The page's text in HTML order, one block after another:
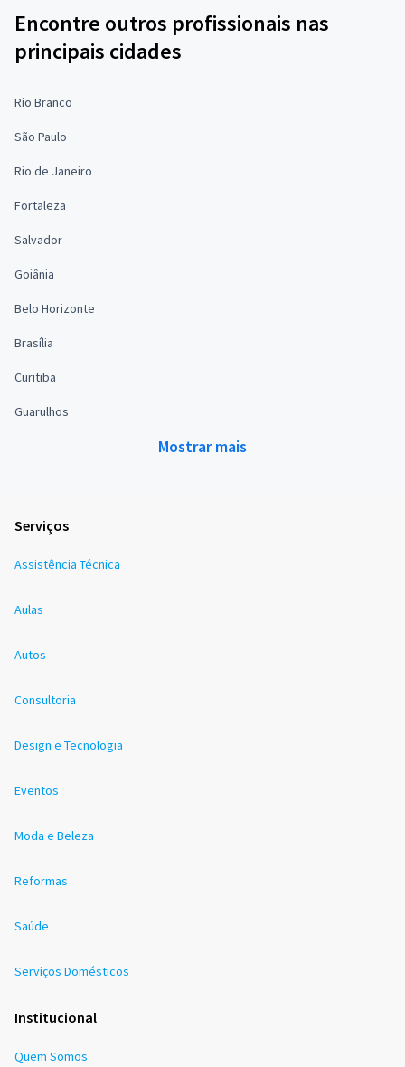
Encontre outros profissionais nas
principais cidades
Rio Branco
São Paulo
Rio de Janeiro
Fortaleza
Salvador
Goiânia
Belo Horizonte
Brasília
Curitiba
Guarulhos
Mostrar mais
Serviços
Assistência Técnica
Aulas
Autos
Consultoria
Design e Tecnologia
Eventos
Moda e Beleza
Reformas
Saúde
Serviços Domésticos
Institucional
Quem Somos